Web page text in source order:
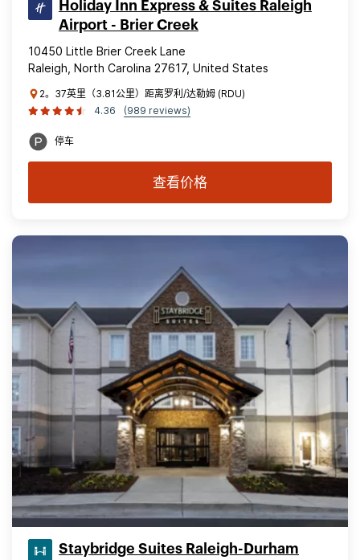
Holiday Inn Express & Suites Raleigh
Airport - Brier Creek
10450 Little Brier Creek Lane
Raleigh, North Carolina 27617, United States
2。37英里（3.81公里）距离罗利/达勒姆 (RDU)
4.36
(989 reviews)
停车
查看价格
Staybridge Suites Raleigh-Durham